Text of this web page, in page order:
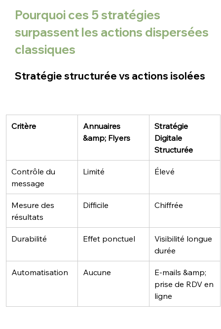
Pourquoi ces 5 stratégies
surpassent les actions dispersées
classiques
Stratégie structurée vs actions isolées
Critère
Annuaires
&amp; Flyers
Stratégie
Digitale
Structurée
Contrôle du
message
Limité Élevé
Mesure des
résultats
Difficile Chiffrée
Durabilité Effet ponctuel
Visibilité longue
durée
Automatisation Aucune
E-mails &amp;
prise de RDV en
ligne